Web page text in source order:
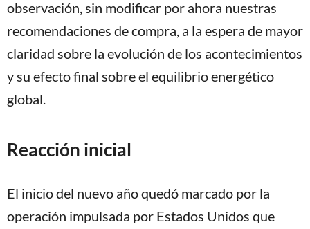
observación, sin modificar por ahora nuestras
recomendaciones de compra, a la espera de mayor
claridad sobre la evolución de los acontecimientos
y su efecto final sobre el equilibrio energético
global.
Reacción inicial
El inicio del nuevo año quedó marcado por la
operación impulsada por Estados Unidos que